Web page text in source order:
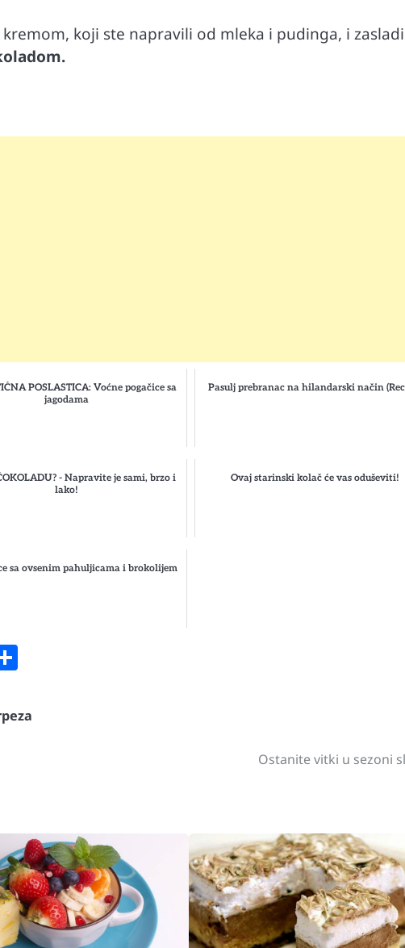
koji ste napravili od mleka i pudinga, i
POSLASTICA: Voćne pogačice sa
jagodama
Pasulj prebranac na hilandarski način
- Napravite je sami, brzo i
lako!
Ovaj starinski kolač će vas oduševiti!
sa ovsenim pahuljicama i brokolijem
Ostanite vitki u sezoni